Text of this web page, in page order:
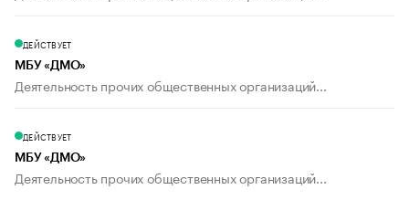
ДЕЙСТВУЕТ
МБУ «ДМО»
Деятельность прочих общественных организаций...
ДЕЙСТВУЕТ
МБУ «ДМО»
Деятельность прочих общественных организаций...